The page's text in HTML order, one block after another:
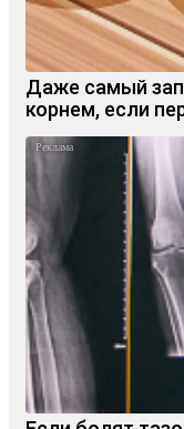
Даже самый
корнем, если